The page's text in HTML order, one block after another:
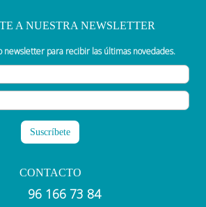
A NUESTRA NEWSLETTER
newsletter para recibir las últimas novedades.
CONTACTO
96 166 73 84